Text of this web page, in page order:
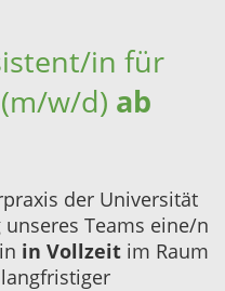
in für
w/d) ab
der Universität
Teams eine/n
in Vollzeit im Raum